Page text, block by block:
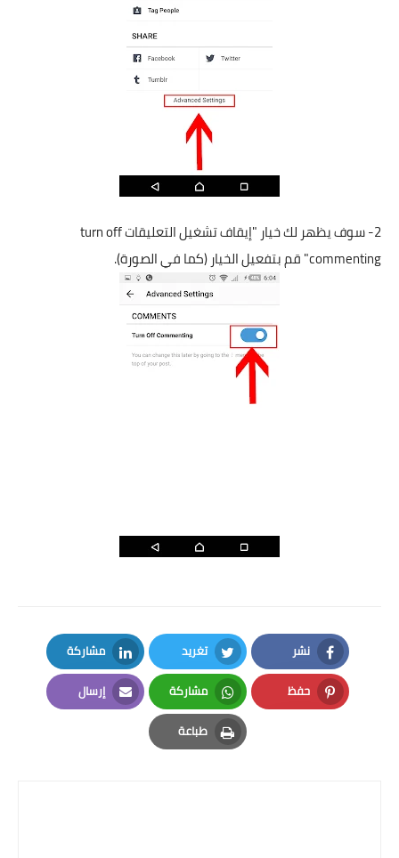
2- سوف يظهر لك خيار "إيقاف تشغيل التعليقات turn off
commenting" قم بتفعيل الخيار (كما في الصورة).
نشر
Facebook
تغريد
Twitter
مشاركة
LinkedIn
حفظ
Pinterest
مشاركة
Whatsapp
إرسال
Email
طباعة
Print